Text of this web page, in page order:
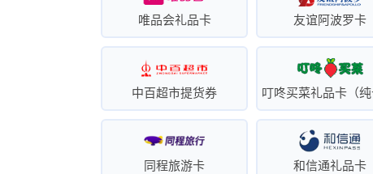
唯品会礼品卡 友谊阿波罗卡
中百超市提货券
同程旅游卡 和信通礼品卡